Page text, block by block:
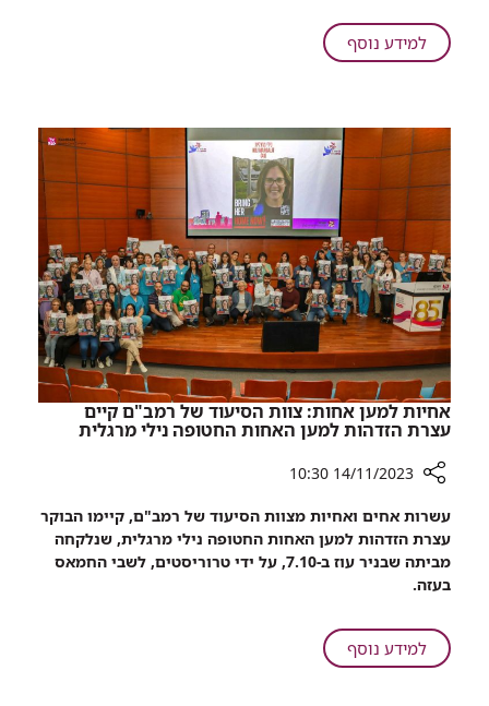
החולים
רמב"ם
למידע נוסףעל
הדרכה
בית
החולים
רמב"ם
ומד"א
אחיות למען אחות: צוות הסיעוד של רמב"ם קיים
עצרת הזדהות למען האחות החטופה נילי מרגלית
שיתוף
אחיות
למען
אחות:
הסיעוד
14/11/2023 10:30
עשרות אחים ואחיות מצוות הסיעוד של רמב"ם, קיימו הבוקר
עצרת הזדהות למען האחות החטופה נילי מרגלית, שנלקחה
מביתה שבניר עוז ב-7.10, על ידי טרוריסטים, לשבי החמאס
בעזה.
למידע נוסףעל
אחיות